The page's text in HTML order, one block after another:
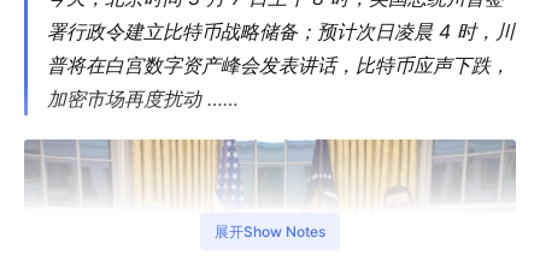
署行政令建立比特币战略储备；预计次日凌晨 4 时，川
普将在白宫数字资产峰会发表讲话，比特币应声下跌，
加密市场再度扰动 ……
展开Show Notes